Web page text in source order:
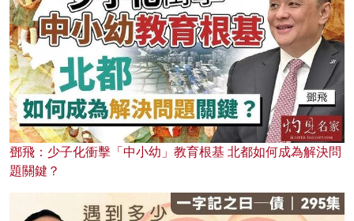
鄧飛：少子化衝擊「中小幼」教育根基 北都如何成為解決問
題關鍵？